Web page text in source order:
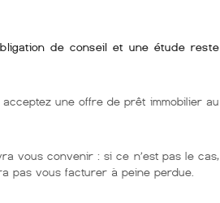
de conseil et une étude reste
une offre de prêt immobilier au
vous convenir : si ce n’est pas le cas,
pas vous facturer à peine perdue.